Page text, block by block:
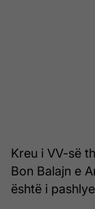
Kreu i VV-së
Bon Balajn e
është i